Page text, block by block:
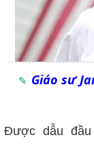
Giáo sư
Được dẫu